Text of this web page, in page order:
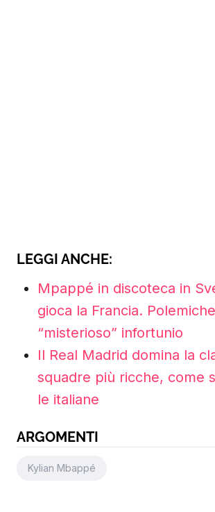
LEGGI ANCHE:
Mpappé in discoteca in
gioca la Francia.
“misterioso” infortunio
Il Real Madrid domina la
squadre più ricche, come
le italiane
ARGOMENTI
Kylian Mbappé